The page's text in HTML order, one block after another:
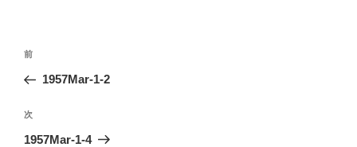
投
ナ
ビ
ゲ
前
の
稿
前
1957Mar-1-2
次
の
次
1957Mar-1-4